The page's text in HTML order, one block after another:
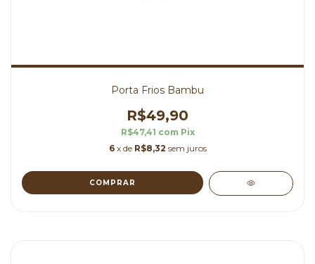
Porta Frios Bambu
R$49,90
R$47,41 com Pix
6 x de R$8,32 sem juros